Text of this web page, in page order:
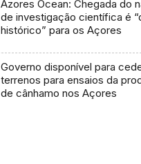
Azores Ocean: Chegada do
de investigação científica é
histórico” para os Açores
Governo disponível para
terrenos para ensaios da
de cânhamo nos Açores